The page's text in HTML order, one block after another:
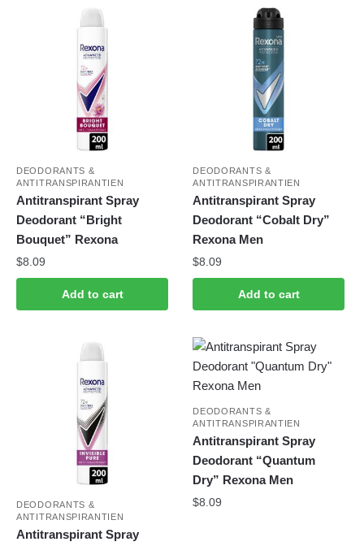
DEODORANTS &
ANTITRANSPIRANTIEN
Antitranspirant Spray
Deodorant “Bright
Bouquet” Rexona
$8.09
Add to cart
DEODORANTS &
ANTITRANSPIRANTIEN
Antitranspirant Spray
Deodorant “Cobalt Dry”
Rexona Men
$8.09
Add to cart
DEODORANTS &
ANTITRANSPIRANTIEN
Antitranspirant Spray
DEODORANTS &
ANTITRANSPIRANTIEN
Antitranspirant Spray
Deodorant “Quantum
Dry” Rexona Men
$8.09